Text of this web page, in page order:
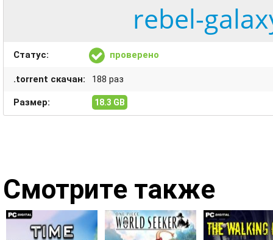
rebel-
Статус: проверено
.torrent скачан: 188 раз
Размер: 18.3 GB
Смотрите также